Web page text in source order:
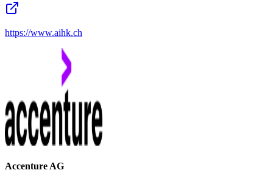
https://www.aihk.ch
Accenture AG